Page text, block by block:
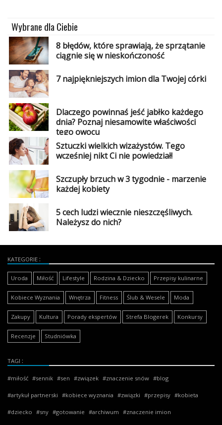
Wybrane dla Ciebie
8 błędów, które sprawiają, że sprzątanie
ciągnie się w nieskończoność
7 najpiękniejszych imion dla Twojej córki
Dlaczego powinnaś jeść jabłko każdego
dnia? Poznaj niesamowite właściwości
tego owocu
Sztuczki wielkich wizażystów. Tego
wcześniej nikt Ci nie powiedział!
Szczupły brzuch w 3 tygodnie - marzenie
każdej kobiety
5 cech ludzi wiecznie nieszczęśliwych.
Należysz do nich?
KATEGORIE
Uroda Miłość Lifestyle Rodzina & Dziecko Przepisy kulinarne
Kobiece Wyznania Wnętrza Fitness Ślub & Wesele Moda
Zakupy Kultura Porady ekspertów Strefa Blogerek Konkursy
Recenzje Studniówka
TAGI
miłość sennik sen związek znaczenie snów blog
artykuł partnerski kobiece wyznania związki przepisy kobieta
dziecko sny gotowanie archiwum znaczenie imion